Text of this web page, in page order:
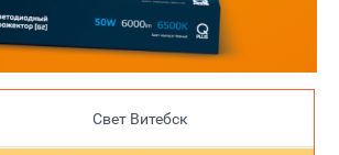
Свет Витебск